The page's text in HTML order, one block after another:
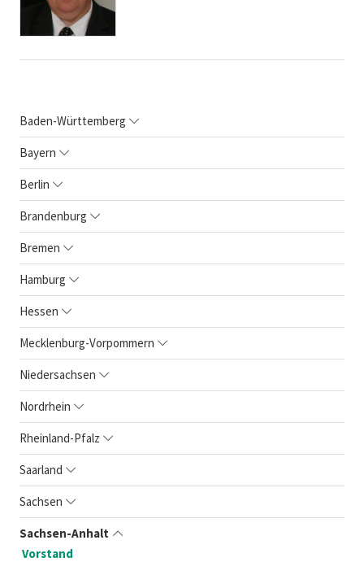
Baden-Württemberg
Bayern
Berlin
Brandenburg
Bremen
Hamburg
Hessen
Mecklenburg-Vorpommern
Niedersachsen
Nordrhein
Rheinland-Pfalz
Saarland
Sachsen
Sachsen-Anhalt
Vorstand